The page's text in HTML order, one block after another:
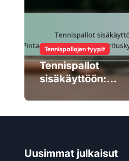
Tennispallojen tyypit
Tennispallot
sisäkäyttöön:
suorituskyky,
Uusimmat julkaisut